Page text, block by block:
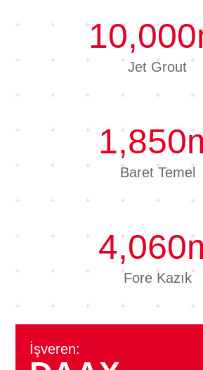
10,000
Jet Grout
1,850
Baret Temel
4,060
Fore Kazık
İşveren: